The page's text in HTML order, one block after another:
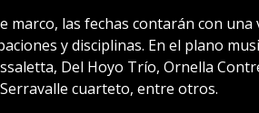
marco, las fechas contarán con
y disciplinas. En el plano
Del Hoyo Trío, Ornella
cuarteto, entre otros.